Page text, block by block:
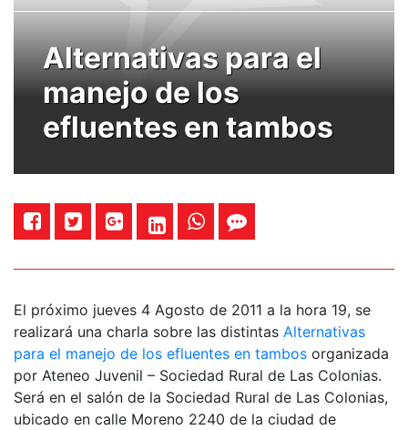
Alternativas para el
manejo de los
efluentes en tambos
El próximo jueves 4 Agosto de 2011 a la hora 19, se
realizará una charla sobre las distintas Alternativas
para el manejo de los efluentes en tambos organizada
por Ateneo Juvenil – Sociedad Rural de Las Colonias.
Será en el salón de la Sociedad Rural de Las Colonias,
ubicado en calle Moreno 2240 de la ciudad de